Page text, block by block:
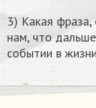
3) Какая
нам, что
событии в